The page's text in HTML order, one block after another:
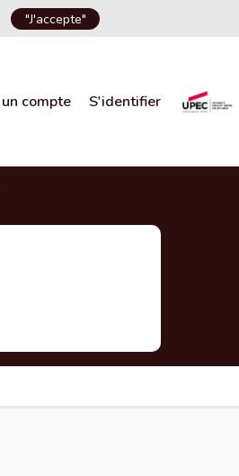
externe)
"J'accepte"
Choose language
compte S'identifier